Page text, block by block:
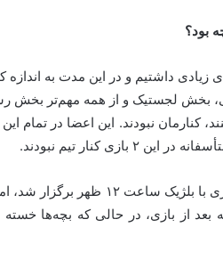
بود؟
زیادی داشتیم و در این مدت به
بخش لجستیک و از همه مهم‌تر بخش
کنارمان نبودند. این اعضا در تمام
کنار تیم نبودند.
از طرفی شرایط پروازی هم مناسب
از بازی، در حالی که بچه‌ها خسته